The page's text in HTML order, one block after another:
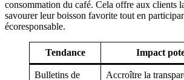
consommation du café. Cela offre aux clients
savourer leur boisson favorite tout en
écoresponsable.
Tendance Impact
Bulletins de
Accroître la